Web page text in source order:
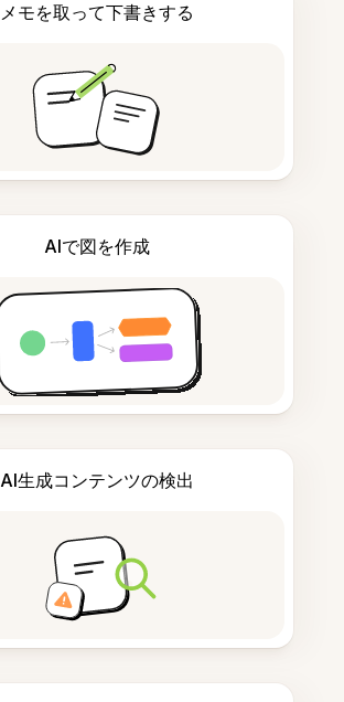
メモを取って下書きする
AIで図を作成
AI生成コンテンツの検出